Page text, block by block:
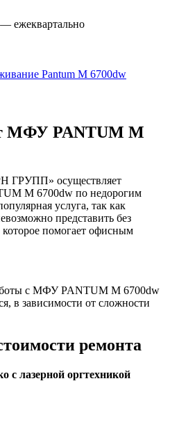
ежеквартально
Pantum M 6700dw
МФУ PANTUM M
ГРУПП» осуществляет
M 6700dw по недорогим
услуга, так как
представить без
которое помогает офисным
с МФУ PANTUM M 6700dw
в зависимости от сложности
ремонта
с лазерной оргтехникой